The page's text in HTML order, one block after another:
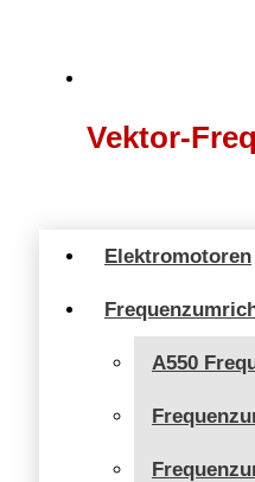
Elektromotoren
A550
Vektor-